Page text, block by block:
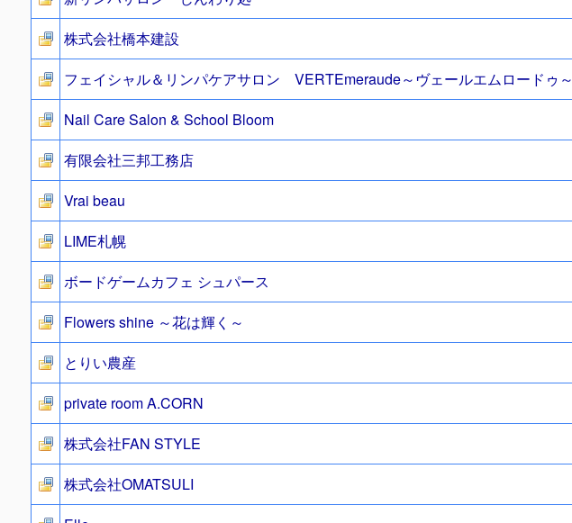
株式会社橋本建設
フェイシャル＆リンパケアサロン VERTEmeraude～ヴェールエムロードゥ～
Nail Care Salon & School Bloom
有限会社三邦工務店
Vrai beau
LIME札幌
ボードゲームカフェ シュパース
Flowers shine ～花は輝く～
とりい農産
private room A.CORN
株式会社FAN STYLE
株式会社OMATSULI